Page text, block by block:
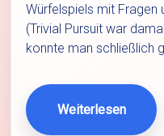
Würfelspiels mit Fragen
(Trivial Pursuit war
konnte man schließlich
Weiterlesen